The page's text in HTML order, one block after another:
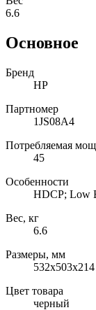
6.6
Основное
Бренд
HP
Партномер
1JS08A4
Потребляемая
45
Особенности
HDCP; Low
Вес, кг
6.6
Размеры, мм
532х503х214
Цвет товара
черный